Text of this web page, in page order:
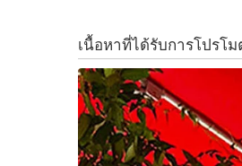
และถ้ามีโอกาสเป็นรัฐ
อย่างเป็นระบบ เริ่มจาก
สร้างคุณภาพและความ
โดยตนจะเสนอให้พรรค
S
a
r
h